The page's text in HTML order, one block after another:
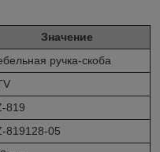
Значение
ручка-скоба
819
819128-05